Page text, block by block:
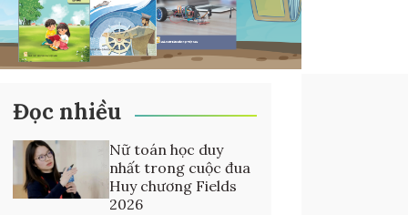
Đọc nhiều
Nữ toán học duy
nhất trong cuộc đua
Huy chương Fields
2026